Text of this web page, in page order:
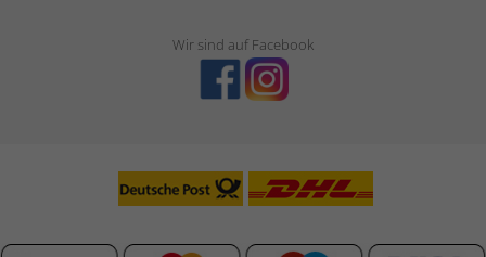
Wir sind auf Facebook